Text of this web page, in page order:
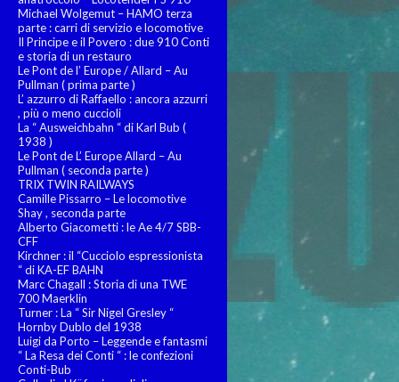
Michael Wolgemut – HAMO terza
parte : carri di servizio e locomotive
Il Principe e il Povero : due 910 Conti
e storia di un restauro
Le Pont de l’ Europe / Allard – Au
Pullman ( prima parte )
L’ azzurro di Raffaello : ancora azzurri
, più o meno cuccioli
La “ Ausweichbahn “ di Karl Bub (
1938 )
Le Pont de L’ Europe Allard – Au
Pullman ( seconda parte )
TRIX TWIN RAILWAYS
Camille Pissarro – Le locomotive
Shay , seconda parte
Alberto Giacometti : le Ae 4/7 SBB-
CFF
Kirchner : il “Cucciolo espressionista
“ di KA-EF BAHN
Marc Chagall : Storia di una TWE
700 Maerklin
Turner : La “ Sir Nigel Gresley “
Hornby Dublo del 1938
Luigi da Porto – Leggende e fantasmi
“ La Resa dei Conti “ : le confezioni
Conti-Bub